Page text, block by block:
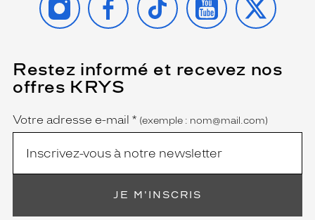
Restez informé et recevez nos
offres KRYS
Name
Votre adresse e-mail *
(Ce
champ
est
(exemple : nom@mail.com)
JE M'INSCRIS